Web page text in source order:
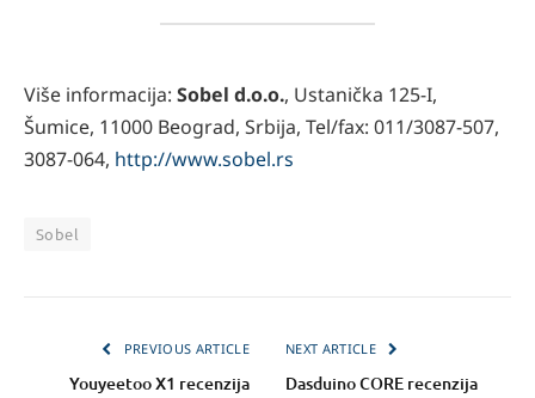
Više informacija: Sobel d.o.o., Ustanička 125-I,
Šumice, 11000 Beograd, Srbija, Tel/fax: 011/3087-507,
3087-064, http://www.sobel.rs
Sobel
PREVIOUS ARTICLE
Youyeetoo X1 recenzija
NEXT ARTICLE
Dasduino CORE recenzija